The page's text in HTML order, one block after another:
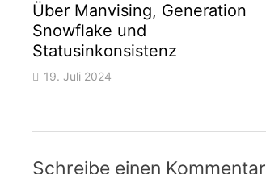
Über Manvising, Generation
Snowflake und
Statusinkonsistenz
19. Juli 2024
Schreibe einen Kommentar